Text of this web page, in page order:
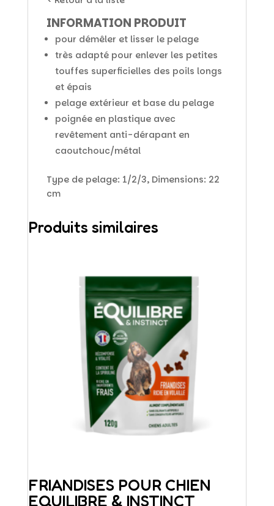
INFORMATION PRODUIT
pour démêler et lisser le pelage
très adapté pour enlever les petites
touffes superficielles des poils longs
et épais
pelage extérieur et base du pelage
poignée en plastique avec
revêtement anti-dérapant en
caoutchouc/métal
Type de pelage: 1/2/3, Dimensions: 22
cm
Produits similaires
FRIANDISES POUR CHIEN
EQUILIBRE & INSTINCT